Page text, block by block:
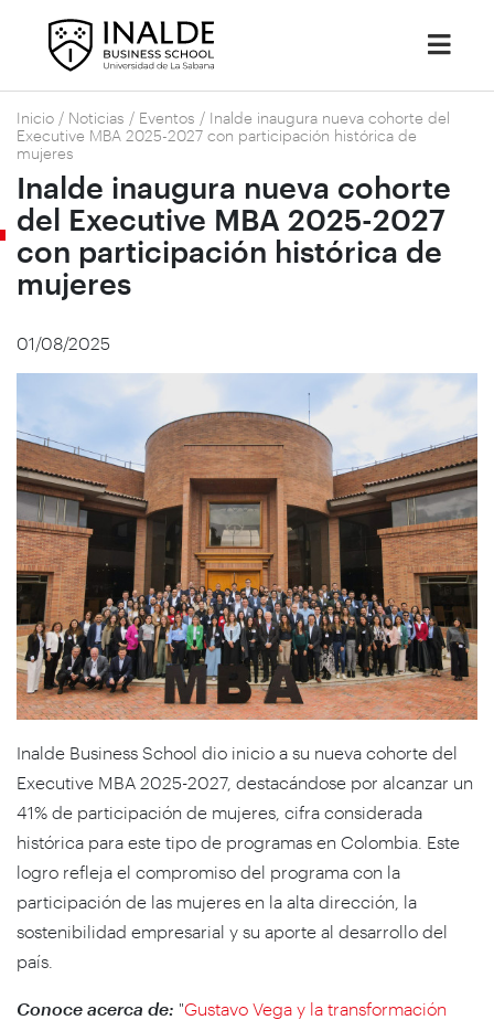
Inicio / Noticias / Eventos / Inalde inaugura nueva cohorte del
Executive MBA 2025-2027 con participación histórica de
mujeres
Inalde inaugura nueva cohorte
del Executive MBA 2025-2027
con participación histórica de
mujeres
01/08/2025
Inalde Business School dio inicio a su nueva cohorte del
Executive MBA 2025-2027, destacándose por alcanzar un
41% de participación de mujeres, cifra considerada
histórica para este tipo de programas en Colombia. Este
logro refleja el compromiso del programa con la
participación de las mujeres en la alta dirección, la
sostenibilidad empresarial y su aporte al desarrollo del
país.
Conoce acerca de: "Gustavo Vega y la transformación